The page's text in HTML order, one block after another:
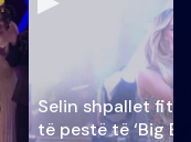
Selin shpallet
të pestë të ‘Big